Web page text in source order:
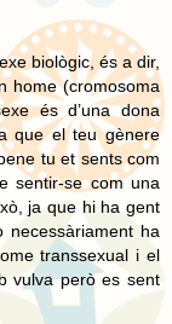
biològic, és a dir,
home (cromosoma
és d’una dona
que el teu gènere
tu et sents com
sentir-se com una
ja que hi ha gent
ha
transsexual i el
vulva però es sent